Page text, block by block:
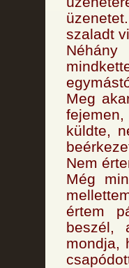
szaladt
Meg
küldte,
Nem
Még
értem
beszél,
mondja,